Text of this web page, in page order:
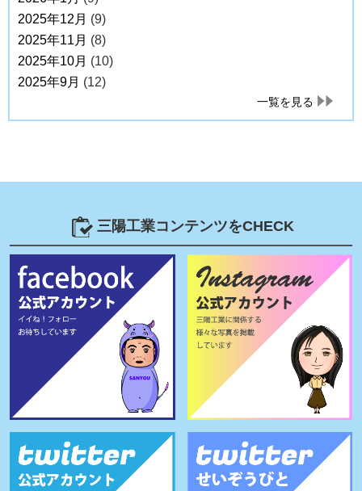
2025年12月 (9)
2025年11月 (8)
2025年10月 (10)
2025年9月 (12)
一覧を見る
三陽工業コンテンツをCHECK